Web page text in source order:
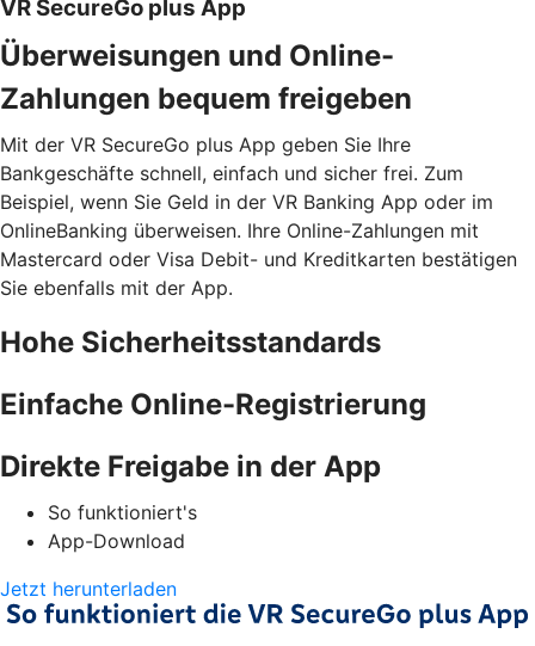
VR SecureGo plus App
Überweisungen und Online-
Zahlungen bequem freigeben
Mit der VR SecureGo plus App geben Sie Ihre
Bankgeschäfte schnell, einfach und sicher frei. Zum
Beispiel, wenn Sie Geld in der VR Banking App oder im
OnlineBanking überweisen. Ihre Online-Zahlungen mit
Mastercard oder Visa Debit- und Kreditkarten bestätigen
Sie ebenfalls mit der App.
Hohe Sicherheitsstandards
Einfache Online-Registrierung
Direkte Freigabe in der App
So funktioniert's
App-Download
Jetzt herunterladen